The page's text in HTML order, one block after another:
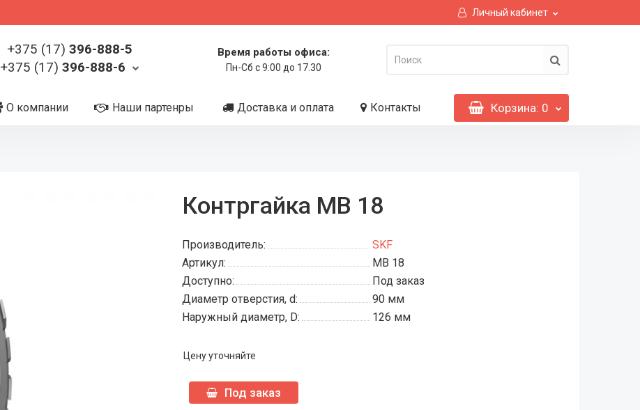
Личный кабинет
+375 (17) 396-888-5
+375 (17) 396-888-6
Время работы офиса:
Пн-Сб с 9:00 до 17.30
О компании Наши партенры Доставка и оплата Контакты Корзина: 0
Контргайка MB 18
Производитель:
SKF
Артикул:
MB 18
Доступно:
Под заказ
Диаметр отверстия, d:
90 мм
Наружный диаметр, D:
126 мм
Цену уточняйте
Под заказ